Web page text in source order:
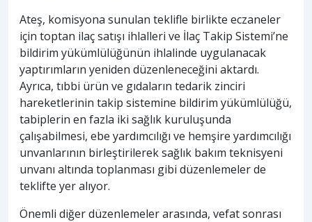
Ateş, komisyona sunulan teklifle birlikte eczaneler
için toptan ilaç satışı ihlalleri ve İlaç Takip Sistemi’ne
bildirim yükümlülüğünün ihlalinde uygulanacak
yaptırımların yeniden düzenleneceğini aktardı.
Ayrıca, tıbbi ürün ve gıdaların tedarik zinciri
hareketlerinin takip sistemine bildirim yükümlülüğü,
tabiplerin en fazla iki sağlık kuruluşunda
çalışabilmesi, ebe yardımcılığı ve hemşire yardımcılığı
unvanlarının birleştirilerek sağlık bakım teknisyeni
unvanı altında toplanması gibi düzenlemeler de
teklifte yer alıyor.
Önemli diğer düzenlemeler arasında, vefat sonrası